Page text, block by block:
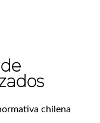
chilena